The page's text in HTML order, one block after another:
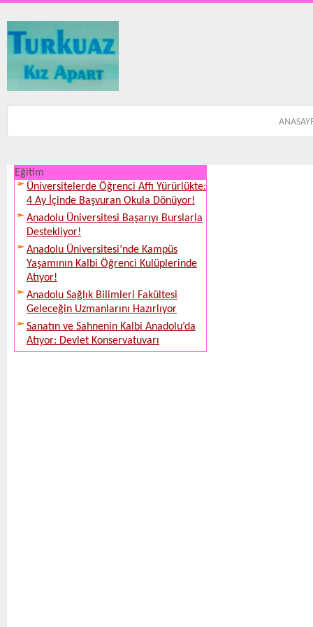
Eğitim
Üniversitelerde Öğrenci Affı Yürürlükte:
4 Ay İçinde Başvuran Okula Dönüyor!
Anadolu Üniversitesi Başarıyı Burslarla
Destekliyor!
Anadolu Üniversitesi’nde Kampüs
Yaşamının Kalbi Öğrenci Kulüplerinde
Atıyor!
Anadolu Sağlık Bilimleri Fakültesi
Geleceğin Uzmanlarını Hazırlıyor
Sanatın ve Sahnenin Kalbi Anadolu’da
Atıyor: Devlet Konservatuvarı